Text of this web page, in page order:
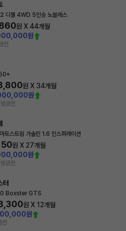
디젤 4WD 5인승 노블레스
원 X44개월
원
전
원 X 34개월
원
방금전
트스트림 가솔린 1.6 인스퍼레이션
원 X 27개월
원
방금전
터
Boxster GTS
원 X 12개월
원
전